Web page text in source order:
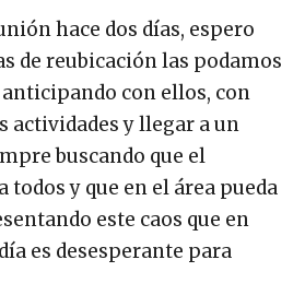
hace dos días, espero
de reubicación las podamos
con ellos, con
actividades y llegar a un
buscando que el
todos y que en el área pueda
este caos que en
es desesperante para